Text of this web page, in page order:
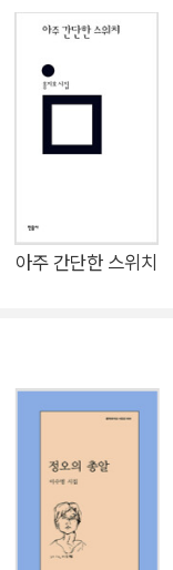
나는 시간에 대한
, 인간을 성찰하는
조재룡·이경수)는
어낸 시편들을 장고
선형적 시간을 타
를 두고 동떨어진
언어로 잇는 시인의
운을 남긴다. 드넓은
오는 것 들이 잠시
상과도 같지만, 바로
다. 여러 갈래의 다
끝내 열어 보이는
우연은 어쩌다 혹
그것은 사랑이 있었
답하려 했기 때문에
아주 간단한 스위치